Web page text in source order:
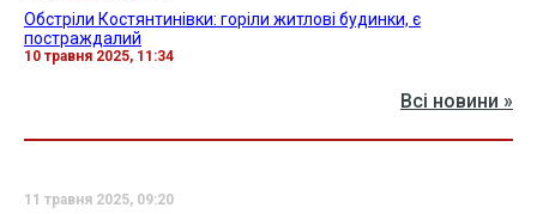
Обстріли Костянтинівки: горіли житлові будинки, є
постраждалий
10 травня 2025, 11:34
Всі новини »
11 травня 2025, 09:20